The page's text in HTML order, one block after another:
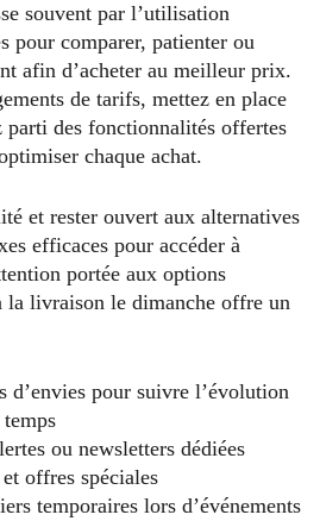
souvent par l’utilisation
pour comparer, patienter ou
afin d’acheter au meilleur prix.
de tarifs, mettez en place
parti des fonctionnalités offertes
chaque achat.
et rester ouvert aux alternatives
efficaces pour accéder à
portée aux options
la livraison le dimanche offre un
d’envies pour suivre l’évolution
ou newsletters dédiées
offres spéciales
temporaires lors d’événements